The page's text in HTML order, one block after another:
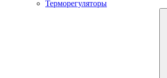
Терморегуляторы